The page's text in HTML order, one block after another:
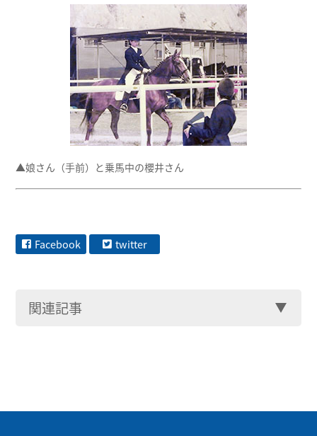
▲娘さん（手前）と乗馬中の櫻井さん
Facebook twitter
関連記事